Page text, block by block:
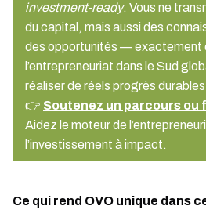
investment-ready. Vous ne
du capital, mais aussi des
des opportunités — exactement
l’entrepreneuriat dans le Sud
réaliser de réels progrès
👉 Soutenez un parcours ou
Aidez le moteur de
l’investissement à impact.
Ce qui rend OVO unique dans